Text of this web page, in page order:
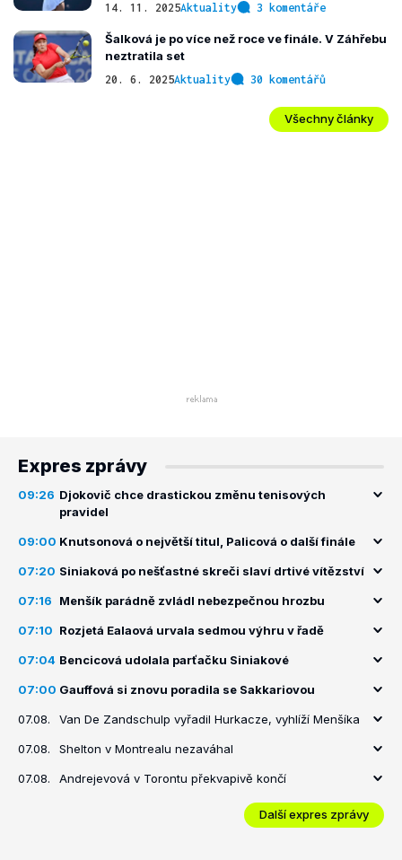
14. 11. 2025Aktuality 3 komentáře
Šalková je po více než roce ve finále. V Záhřebu
neztratila set
20. 6. 2025Aktuality 30 komentářů
Všechny články
Expres zprávy
09:26 Djokovič chce drastickou změnu tenisových
pravidel
09:00 Knutsonová o největší titul, Palicová o další finále
07:20 Siniaková po nešťastné skreči slaví drtivé vítězství
07:16 Menšík parádně zvládl nebezpečnou hrozbu
07:10 Rozjetá Ealaová urvala sedmou výhru v řadě
07:04 Bencicová udolala parťačku Siniakové
07:00 Gauffová si znovu poradila se Sakkariovou
07.08. Van De Zandschulp vyřadil Hurkacze, vyhlíží Menšíka
07.08. Shelton v Montrealu nezaváhal
07.08. Andrejevová v Torontu překvapivě končí
Další expres zprávy